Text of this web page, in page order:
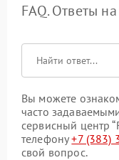
FAQ. Ответы
Вы можете
часто
сервисный центр
телефону+7 (383)
свой вопрос.